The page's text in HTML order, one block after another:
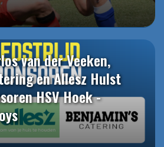
van der Veeken,
en Allesz Hulst
HSV Hoek -